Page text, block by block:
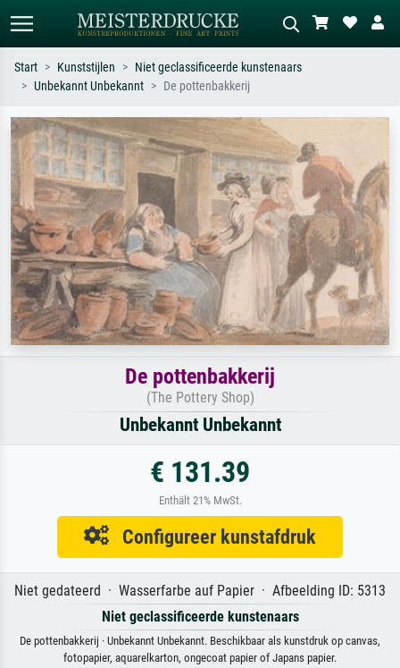
Zoek op kunstenaar, titel of stijl – bijv.
Monet, Sterrennacht, impressionisme,
Hokusai-golf, naakt.
Beschrijf de scène – bijv. groene
weide, abstract met veel rood, donker
olieverfschilderij, staand naakt naast
een boom.
Start Kunststijlen
Niet geclassificeerde kunstenaars
Unbekannt Unbekannt
De pottenbakkerij
De pottenbakkerij
(The Pottery Shop)
Unbekannt Unbekannt
€ 131.39
Enthält 21% MwSt.
Configureer kunstafdruk
Niet gedateerd · Wasserfarbe auf Papier · Afbeelding ID: 5313
Niet geclassificeerde kunstenaars
De pottenbakkerij · Unbekannt Unbekannt. Beschikbaar als kunstdruk op canvas,
fotopapier, aquarelkarton, ongecoat papier of Japans papier.